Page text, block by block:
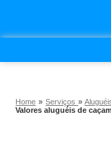
Home »Serviços»
Valores aluguéis de